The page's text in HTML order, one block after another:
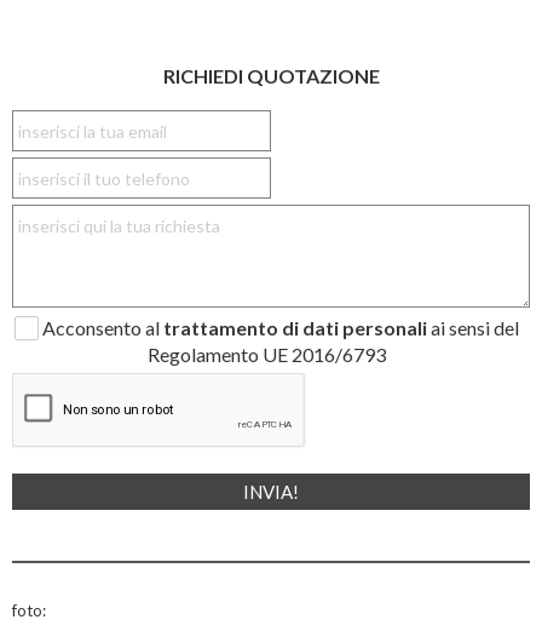
RICHIEDI QUOTAZIONE
Acconsento al trattamento di dati personaliai sensi del
Regolamento UE 2016/6793
foto: